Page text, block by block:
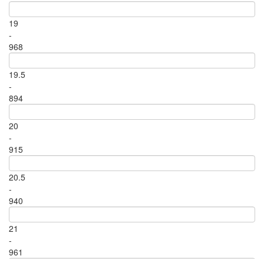
19
-
968
19.5
-
894
20
-
915
20.5
-
940
21
-
961